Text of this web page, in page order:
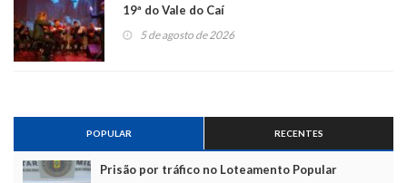
19ª do Vale do Caí
5 de agosto de 2026
POPULAR RECENTES
Prisão por tráfico no Loteamento Popular